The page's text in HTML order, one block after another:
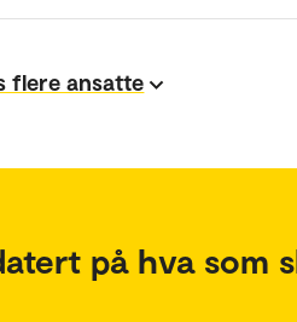
flere ansatte
på hva som